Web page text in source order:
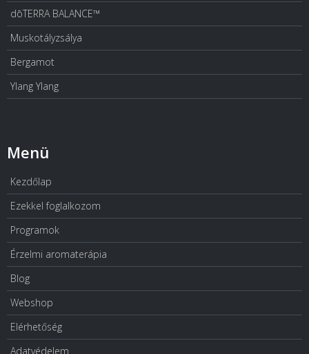
dōTERRA BALANCE™
Muskotályzsálya
Bergamot
Ylang Ylang
Menü
Kezdőlap
Ezekkel foglalkozom
Programok
Érzelmi aromaterápia
Blog
Webshop
Elérhetőség
Adatvédelem